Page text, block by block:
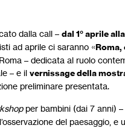
dalla call – dal 1° aprile
ad aprile ci saranno «Roma,
– dedicata al ruolo
– e il vernissage della
preliminare presentata.
per bambini (dai 7 anni) –
del paesaggio, e